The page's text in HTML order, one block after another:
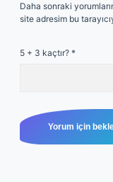
Daha sonraki
site adresim bu
5 + 3 kaçtır? *